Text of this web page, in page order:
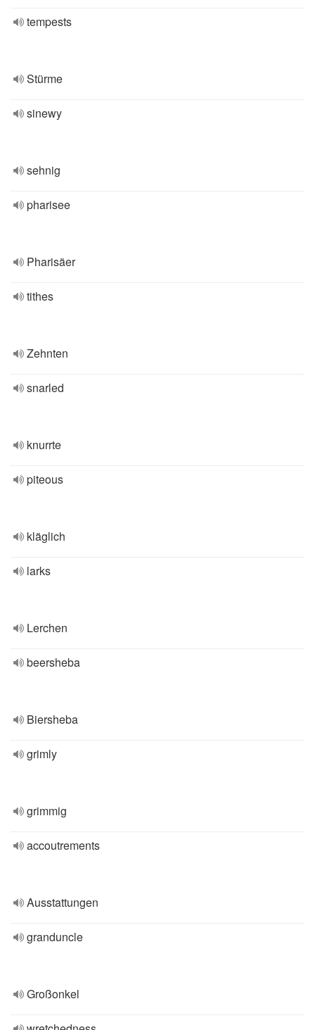
tempests
Stürme
sinewy
sehnig
pharisee
Pharisäer
tithes
Zehnten
snarled
knurrte
piteous
kläglich
larks
Lerchen
beersheba
Biersheba
grimly
grimmig
accoutrements
Ausstattungen
granduncle
Großonkel